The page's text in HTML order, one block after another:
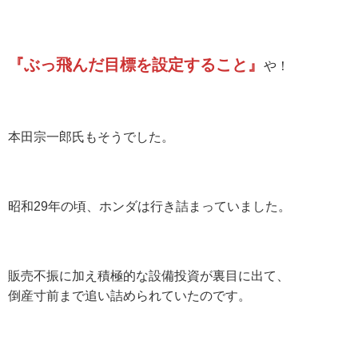
『ぶっ飛んだ目標を設定すること』 や！
本田宗一郎氏もそうでした。
昭和29年の頃、ホンダは行き詰まっていました。
販売不振に加え積極的な設備投資が裏目に出て、
倒産寸前まで追い詰められていたのです。